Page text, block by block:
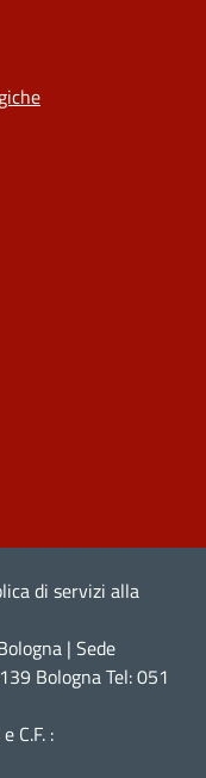
di servizi alla
| Sede
Bologna Tel: 051
C.F. :